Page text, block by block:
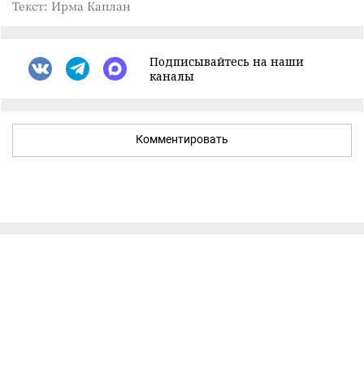
Текст: Ирма Каплан
Подписывайтесь на наши
каналы
Комментировать